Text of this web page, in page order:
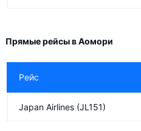
Прямые рейсы в Аомори
Рейс
Japan Airlines (JL151)